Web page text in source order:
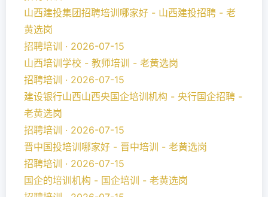
山西建投集团招聘培训哪家好 - 山西建投招聘 - 老
黄选岗
招聘培训 · 2026-07-15
山西培训学校 - 教师培训 - 老黄选岗
招聘培训 · 2026-07-15
建设银行山西山西央国企培训机构 - 央行国企招聘 -
老黄选岗
招聘培训 · 2026-07-15
晋中国投培训哪家好 - 晋中培训 - 老黄选岗
招聘培训 · 2026-07-15
国企的培训机构 - 国企培训 - 老黄选岗